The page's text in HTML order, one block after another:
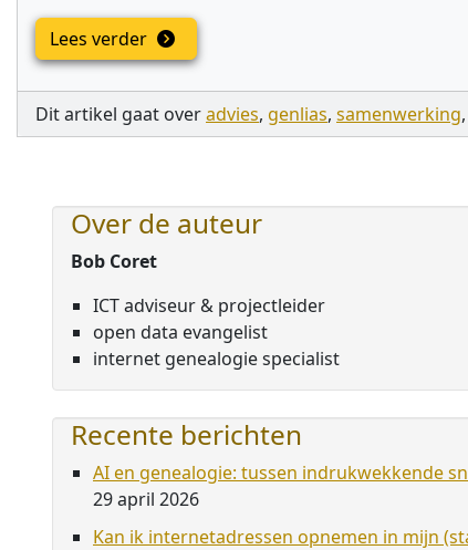
Lees verder
Dit artikel gaat overadvies, genlias, samenwerking,
Over de auteur
Bob Coret
ICT adviseur & projectleider
open data evangelist
internet genealogie specialist
Recente berichten
AI en genealogie: tussen indrukwekkende
29 april 2026
Kan ik internetadressen opnemen in mijn